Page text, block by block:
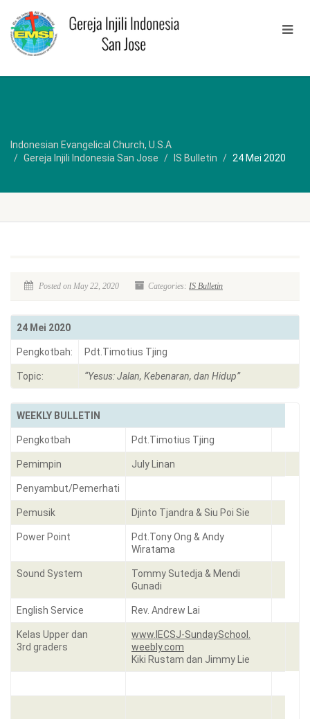
Indonesian Evangelical Church, U.S.A
Gereja Injili Indonesia San Jose
IS Bulletin 24 Mei 2020
Posted on May 22, 2020 Categories: IS Bulletin
24 Mei 2020
Pengkotbah: Pdt.Timotius Tjing
Topic: “Yesus: Jalan, Kebenaran, dan Hidup”
WEEKLY BULLETIN
Pengkotbah Pdt.Timotius Tjing
Pemimpin July Linan
Penyambut/Pemerhati
Pemusik Djinto Tjandra & Siu Poi Sie
Power Point
Pdt.Tony Ong & Andy
Wiratama
Sound System
Tommy Sutedja & Mendi
Gunadi
English Service Rev. Andrew Lai
Kelas Upper dan
3rd graders
www.IECSJ-SundaySchool.
weebly.com
Kiki Rustam dan Jimmy Lie